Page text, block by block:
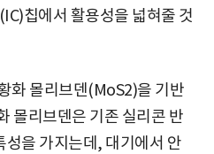
칩에서 활용성을 넓혀줄 것
화 몰리브덴(MoS2)을 기반
몰리브덴은 기존 실리콘 반
성을 가지는데, 대기에서 안